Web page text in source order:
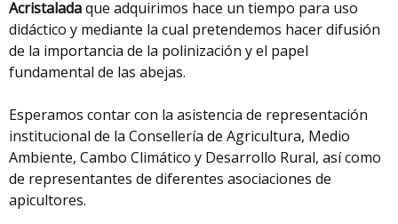
Acristaladaque adquirimos hace un tiempo para uso
didáctico y mediante la cual pretendemos hacer difusión
de la importancia de la polinización y el papel
fundamental de las abejas.
Esperamos contar con la asistencia de representación
institucional de la Consellería de Agricultura, Medio
Ambiente, Cambo Climático y Desarrollo Rural, así como
de representantes de diferentes asociaciones de
apicultores.